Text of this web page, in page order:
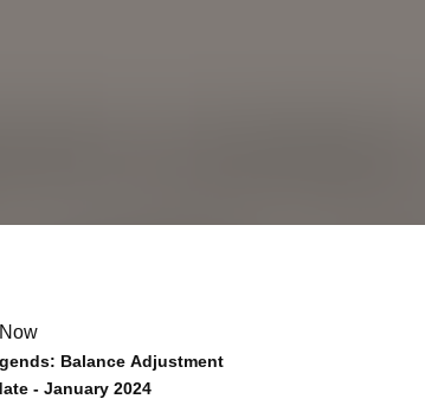
Balance Adjustment
- January 2024